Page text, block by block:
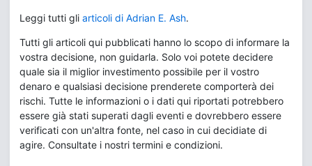
Leggi tutti gli articoli di Adrian E. Ash.
Tutti gli articoli qui pubblicati hanno lo scopo di informare la
vostra decisione, non guidarla. Solo voi potete decidere
quale sia il miglior investimento possibile per il vostro
denaro e qualsiasi decisione prenderete comporterà dei
rischi. Tutte le informazioni o i dati qui riportati potrebbero
essere già stati superati dagli eventi e dovrebbero essere
verificati con un'altra fonte, nel caso in cui decidiate di
agire. Consultate i nostri termini e condizioni.